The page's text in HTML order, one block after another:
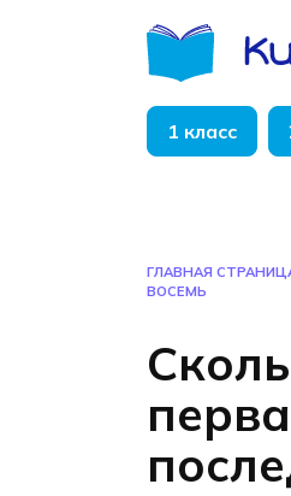
1 класс
ГЛАВНАЯ
ВОСЕМЬ